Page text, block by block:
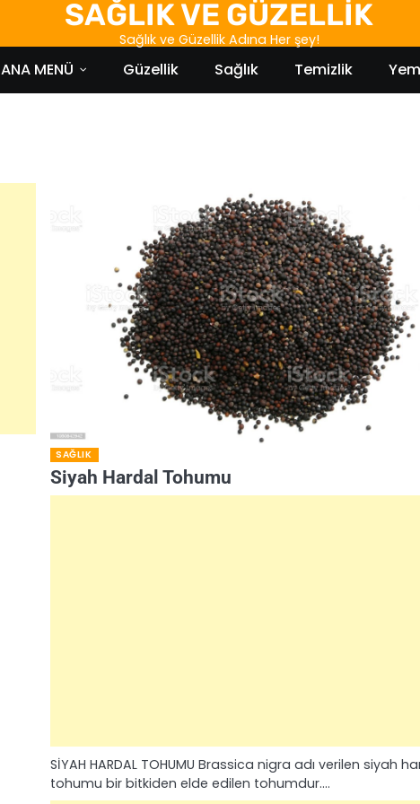
SAĞLIK VE GÜZELLİK
Sağlık ve Güzellik Adına Her şey!
ANA MENÜ Güzellik Sağlık Temizlik
SAĞLIK
Siyah Hardal Tohumu
SİYAH HARDAL TOHUMU Brassica nigra adı verilen siyah
tohumu bir bitkiden elde edilen tohumdur.…